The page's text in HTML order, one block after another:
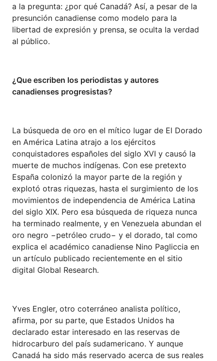
a la pregunta: ¿por qué Canadá? Así, a pesar de la
presunción canadiense como modelo para la
libertad de expresión y prensa, se oculta la verdad
al público.
¿Que escriben los periodistas y autores
canadienses progresistas?
La búsqueda de oro en el mítico lugar de El Dorado
en América Latina atrajo a los ejércitos
conquistadores españoles del siglo XVI y causó la
muerte de muchos indígenas. Con ese pretexto
España colonizó la mayor parte de la región y
explotó otras riquezas, hasta el surgimiento de los
movimientos de independencia de América Latina
del siglo XIX. Pero esa búsqueda de riqueza nunca
ha terminado realmente, y en Venezuela abundan el
oro negro −petróleo crudo− y el dorado, tal como
explica el académico canadiense Nino Pagliccia en
un artículo publicado recientemente en el sitio
digital Global Research.
Yves Engler, otro coterráneo analista político,
afirma, por su parte, que Estados Unidos ha
declarado estar interesado en las reservas de
hidrocarburo del país sudamericano. Y aunque
Canadá ha sido más reservado acerca de sus reales